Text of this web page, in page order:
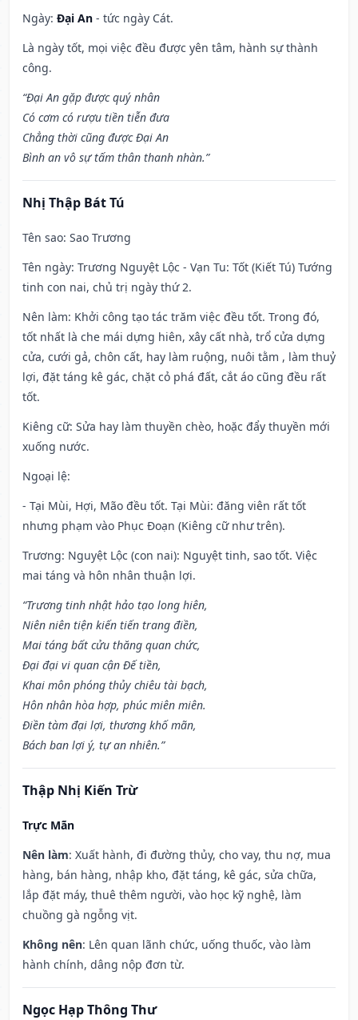
Ngày: Đại An - tức ngày Cát.
Là ngày tốt, mọi việc đều được yên tâm, hành sự thành
công.
“Đại An gặp được quý nhân
Có cơm có rượu tiền tiễn đưa
Chẳng thời cũng được Đại An
Bình an vô sự tấm thân thanh nhàn.”
Nhị Thập Bát Tú
Tên sao: Sao Trương
Tên ngày: Trương Nguyệt Lộc - Vạn Tu: Tốt (Kiết Tú) Tướng
tinh con nai, chủ trị ngày thứ 2.
Nên làm: Khởi công tạo tác trăm việc đều tốt. Trong đó,
tốt nhất là che mái dựng hiên, xây cất nhà, trổ cửa dựng
cửa, cưới gả, chôn cất, hay làm ruộng, nuôi tằm , làm thuỷ
lợi, đặt táng kê gác, chặt cỏ phá đất, cắt áo cũng đều rất
tốt.
Kiêng cữ: Sửa hay làm thuyền chèo, hoặc đẩy thuyền mới
xuống nước.
Ngoại lệ:
- Tại Mùi, Hợi, Mão đều tốt. Tại Mùi: đăng viên rất tốt
nhưng phạm vào Phục Đoạn (Kiêng cữ như trên).
Trương: Nguyệt Lộc (con nai): Nguyệt tinh, sao tốt. Việc
mai táng và hôn nhân thuận lợi.
“Trương tinh nhật hảo tạo long hiên,
Niên niên tiện kiến tiến trang điền,
Mai táng bất cửu thăng quan chức,
Đại đại vi quan cận Đế tiền,
Khai môn phóng thủy chiêu tài bạch,
Hôn nhân hòa hợp, phúc miên miên.
Điền tàm đại lợi, thương khố mãn,
Bách ban lợi ý, tự an nhiên.”
Thập Nhị Kiến Trừ
Trực Mãn
Nên làm: Xuất hành, đi đường thủy, cho vay, thu nợ, mua
hàng, bán hàng, nhập kho, đặt táng, kê gác, sửa chữa,
lắp đặt máy, thuê thêm người, vào học kỹ nghệ, làm
chuồng gà ngỗng vịt.
Không nên: Lên quan lãnh chức, uống thuốc, vào làm
hành chính, dâng nộp đơn từ.
Ngọc Hạp Thông Thư